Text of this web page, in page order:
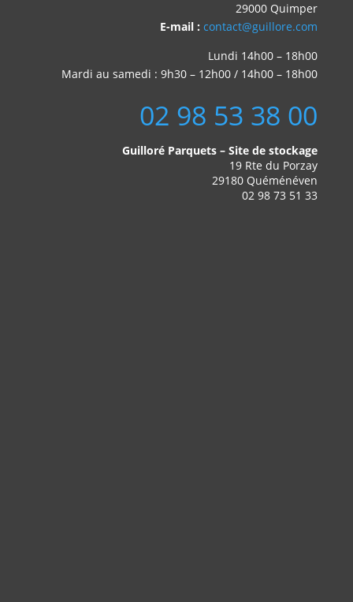
29000 Quimper
E-mail :contact@guillore.com
Lundi 14h00 – 18h00
Mardi au samedi : 9h30 – 12h00 / 14h00 – 18h00
02 98 53 38 00
Guilloré Parquets – Site de stockage
19 Rte du Porzay
29180 Quéménéven
02 98 73 51 33